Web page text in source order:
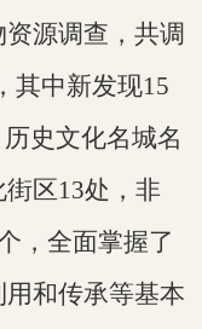
源调查，共调
其中新发现15
史文化名城名
区13处，非
，全面掌握了
和传承等基本